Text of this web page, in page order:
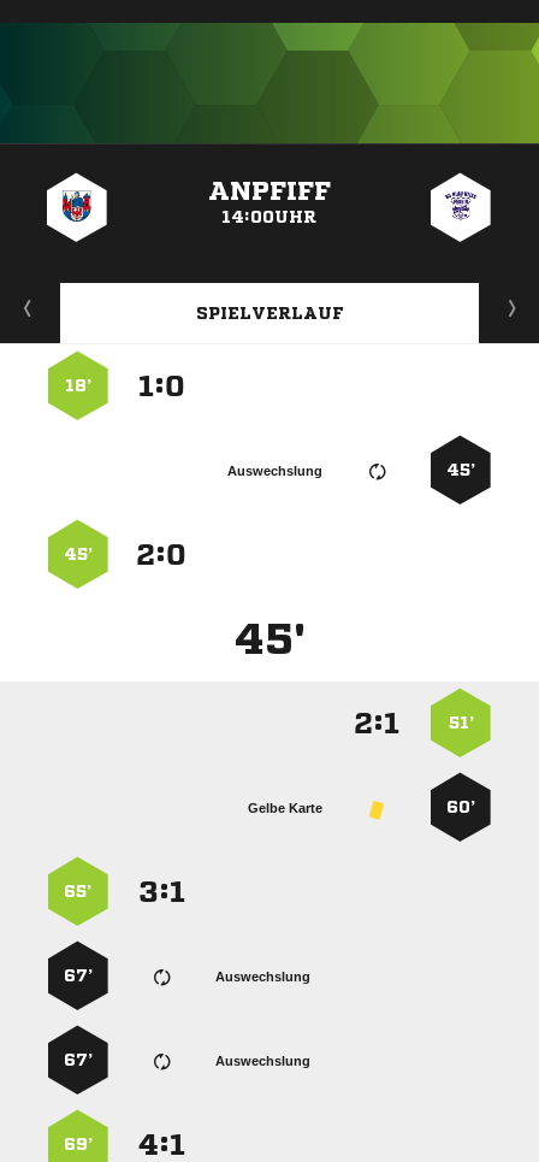
ANPFIFF
14:00UHR
SPIELVERLAUF
:
18’
45’
Auswechslung
:
45’
45'
51’
:
60’
Gelbe Karte
:
65’
Auswechslung
67’
Auswechslung
67’
:
69’